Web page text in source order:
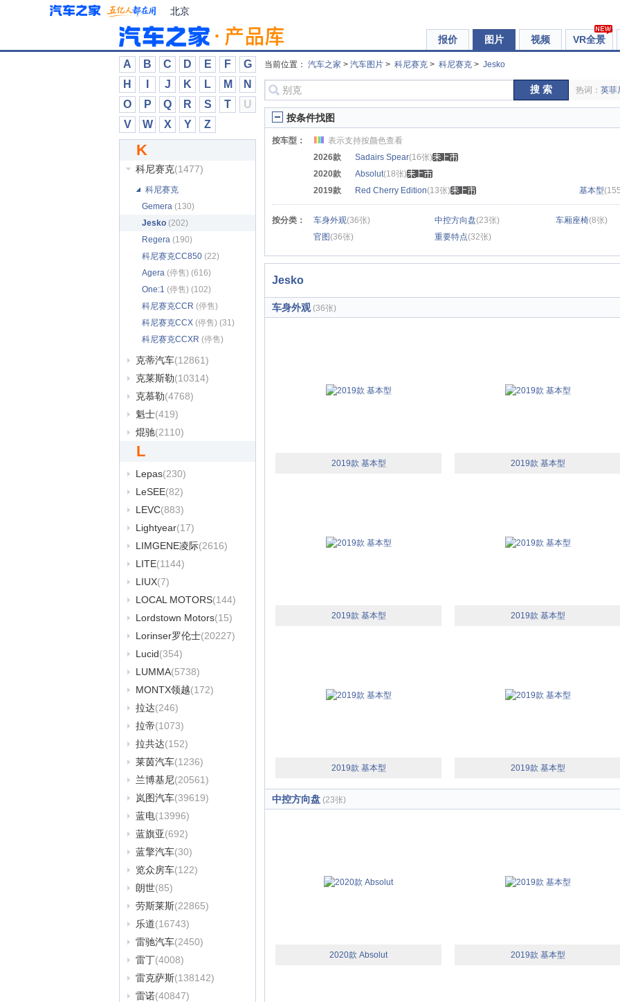
北京
报价 图片 视频 VR全景
A B C D E F
G
H
J K L M
N
O
P Q R S T
U
V
W X Y Z
卡威(1132)
开利(6)
开瑞 (11629)
开沃汽车
(713)
凯佰赫(235)
凯迪拉克(111173)
凯马(252)
凯翼(31654)
康派斯
科尼赛克(1477)
科尼赛克
Gemera (130)
Jesko (202)
Regera (190)
科尼赛克CC850 (22)
Agera (停售) (616)
One:1 (停售) (102)
科尼赛克CCR (停售)
(146)
科尼赛克CCX (停售) (31)
科尼赛克CCXR (停售)
(38)
克蒂汽车(12861)
克莱斯勒(10314)
克慕勒(4768)
魁士(419)
焜驰(2110)
L
Lepas(230)
LeSEE(82)
LEVC(883)
Lightyear(17)
LIMGENE凌际(2616)
LITE(1144)
LIUX(7)
LOCAL MOTORS(144)
Lordstown Motors(15)
Lorinser罗伦士(20227)
Lucid(354)
LUMMA(5738)
MONTX领越(172)
拉达(246)
拉帝(1073)
拉共达(152)
莱茵汽车(1236)
兰博基尼(20561)
岚图汽车(39619)
蓝电(13996)
蓝旗亚(692)
蓝擎汽车(30)
览众房车(122)
朗世(85)
劳斯莱斯(22865)
乐道(16743)
雷驰汽车(2450)
雷丁(4008)
雷克萨斯(138142)
雷诺(40847)
K
当前位置： 汽车之家 > 汽车图片 > 科尼赛克 > 科尼赛克 > Jesko
搜 索 热词： 英菲
按条件找图
按车型：
表示支持按颜色查看
2026款
Sadairs Spear(16张)
2020款
Absolut(18张)
2019款
Red Cherry Edition(13张) 基本型
按分类： 车身外观(36张) 中控方向盘(23张) 车厢座椅(8张)
官图(36张) 重要特点(32张)
Jesko
车身外观(36张)
2019款 基本型 2019款 基本型
2019款 基本型 2019款 基本型
2019款 基本型 2019款 基本型
中控方向盘 (23张)
2020款 Absolut 2019款 基本型